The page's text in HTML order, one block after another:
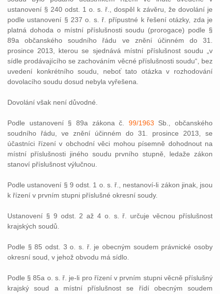
ustanovení § 240 odst. 1 o. s. ř., dospěl k závěru, že dovolání je
podle ustanovení § 237 o. s. ř. přípustné k řešení otázky, zda je
platná dohoda o místní příslušnosti soudu (prorogace) podle §
89a občanského soudního řádu ve znění účinném do 31.
prosince 2013, kterou se sjednává místní příslušnost soudu „v
sídle prodávajícího se zachováním věcné příslušnosti soudu“, bez
uvedení konkrétního soudu, neboť tato otázka v rozhodování
dovolacího soudu dosud nebyla vyřešena.
Dovolání však není důvodné.
Podle ustanovení § 89a zákona č. 99/1963 Sb., občanského
soudního řádu, ve znění účinném do 31. prosince 2013, se
účastníci řízení v obchodní věci mohou písemně dohodnout na
místní příslušnosti jiného soudu prvního stupně, ledaže zákon
stanoví příslušnost výlučnou.
Podle ustanovení § 9 odst. 1 o. s. ř., nestanoví-li zákon jinak, jsou
k řízení v prvním stupni příslušné okresní soudy.
Ustanovení § 9 odst. 2 až 4 o. s. ř. určuje věcnou příslušnost
krajských soudů.
Podle § 85 odst. 3 o. s. ř. je obecným soudem právnické osoby
okresní soud, v jehož obvodu má sídlo.
Podle § 85a o. s. ř. je-li pro řízení v prvním stupni věcně příslušný
krajský soud a místní příslušnost se řídí obecným soudem